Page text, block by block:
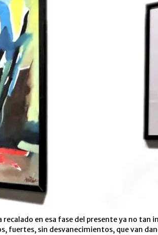
en esa fase del presente ya no
fuertes, sin desvanecimientos, que van